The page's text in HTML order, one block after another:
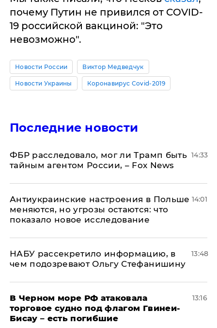
почему Путин не привился от COVID-
19 российской вакциной: "Это
невозможно".
Новости России Виктор Медведчук
Новости Украины Коронавирус Covid-2019
Последние новости
ФБР расследовало, мог ли Трамп быть
тайным агентом России, – Fox News
14:33
Антиукраинские настроения в Польше
меняются, но угрозы остаются: что
показало новое исследование
14:01
НАБУ рассекретило информацию, в
чем подозревают Ольгу Стефанишину
13:48
В Черном море РФ атаковала
торговое судно под флагом Гвинеи-
Бисау – есть погибшие
13:16